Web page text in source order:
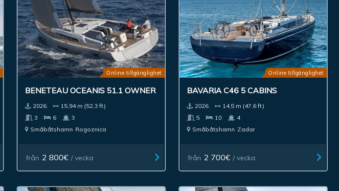
Online tillgänglighet
BENETEAU OCEANIS 51.1 OWNER
2026.
15,94 m (52,3 ft)
3
6
3
Småbåtshamn Rogoznica
från 2 800€ / vecka
Online tillgänglighet
BAVARIA C46 5 CABINS
2026.
14,5 m (47,6 ft)
5
10
4
Småbåtshamn Zadar
från 2 700€ / vecka